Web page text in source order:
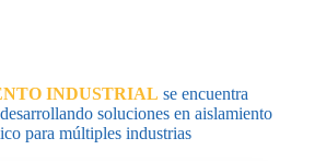
INDUSTRIAL se encuentra
soluciones en aislamiento
para múltiples industrias